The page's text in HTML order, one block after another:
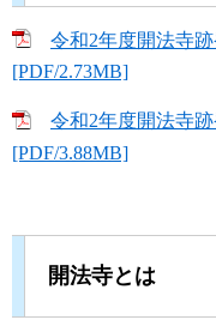
令和2年度開法寺
[PDF/2.73MB]
令和2年度開法寺
[PDF/3.88MB]
開法寺とは